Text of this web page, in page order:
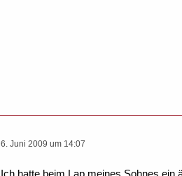
6. Juni 2009 um 14:07
Ich hatte beim Lap meines Sohnes ein